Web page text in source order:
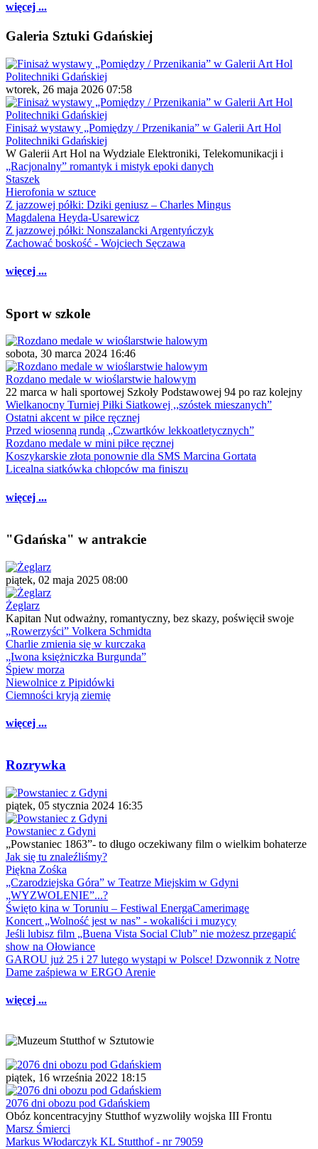
więcej ...
Galeria Sztuki Gdańskiej
wtorek, 26 maja 2026 07:58
Finisaż wystawy „Pomiędzy / Przenikania” w Galerii Art Hol
Politechniki Gdańskiej
W Galerii Art Hol na Wydziale Elektroniki, Telekomunikacji i
„Racjonalny” romantyk i mistyk epoki danych
Staszek
Hierofonia w sztuce
Z jazzowej półki: Dziki geniusz – Charles Mingus
Magdalena Heyda-Usarewicz
Z jazzowej półki: Nonszalancki Argentyńczyk
Zachować boskość - Wojciech Sęczawa
więcej ...
Sport w szkole
sobota, 30 marca 2024 16:46
Rozdano medale w wioślarstwie halowym
22 marca w hali sportowej Szkoły Podstawowej 94 po raz kolejny
Wielkanocny Turniej Piłki Siatkowej ,,szóstek mieszanych”
Ostatni akcent w piłce ręcznej
Przed wiosenną rundą „Czwartków lekkoatletycznych”
Rozdano medale w mini piłce ręcznej
Koszykarskie złota ponownie dla SMS Marcina Gortata
Licealna siatkówka chłopców ma finiszu
więcej ...
"Gdańska" w antrakcie
piątek, 02 maja 2025 08:00
Żeglarz
Kapitan Nut odważny, romantyczny, bez skazy, poświęcił swoje
„Rowerzyści” Volkera Schmidta
Charlie zmienia się w kurczaka
„Iwona księżniczka Burgunda”
Śpiew morza
Niewolnice z Pipidówki
Ciemności kryją ziemię
więcej ...
Rozrywka
piątek, 05 stycznia 2024 16:35
Powstaniec z Gdyni
„Powstaniec 1863”- to długo oczekiwany film o wielkim bohaterze
Jak się tu znaleźliśmy?
Piękna Zośka
„Czarodziejska Góra” w Teatrze Miejskim w Gdyni
„WYZWOLENIE”...?
Święto kina w Toruniu – Festiwal EnergaCamerimage
Koncert „Wolność jest w nas” - wokaliści i muzycy
Jeśli lubisz film „Buena Vista Social Club” nie możesz przegapić
show na Ołowiance
GAROU już 25 i 27 lutego wystąpi w Polsce! Dzwonnik z Notre
Dame zaśpiewa w ERGO Arenie
więcej ...
piątek, 16 września 2022 18:15
2076 dni obozu pod Gdańskiem
Obóz koncentracyjny Stutthof wyzwoliły wojska III Frontu
Marsz Śmierci
Markus Włodarczyk KL Stutthof - nr 79059